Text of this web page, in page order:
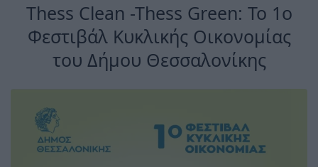
Thess Clean -Thess Green: To 1ο
Φεστιβάλ Κυκλικής Οικονομίας
του Δήμου Θεσσαλονίκης